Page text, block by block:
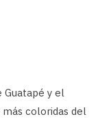
Guatapé y el
coloridas del